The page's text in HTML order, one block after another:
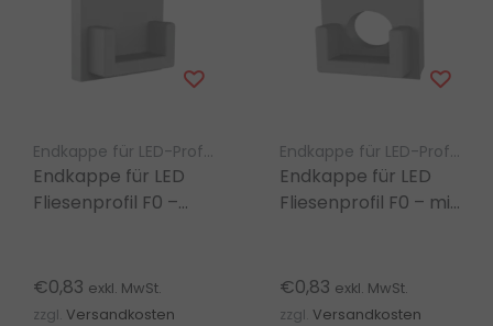
Endkappe für LED-Profil – Luksus
Endkappe für LED
Fliesenprofil F0 –
1 Stück, geschlossen
€0,83 exkl. MwSt.
zzgl. Versandkosten
Endkappe für LED-Profil – Luksus
Endkappe für LED
Fliesenprofil F0 – mit
€0,83 exkl. MwSt.
zzgl. Versandkosten